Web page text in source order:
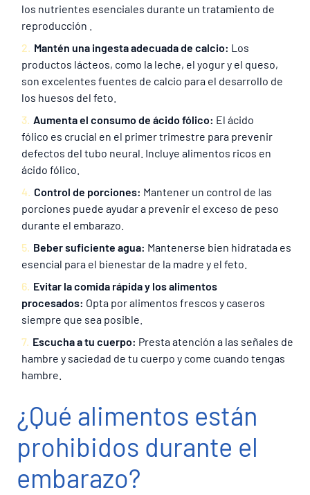
los nutrientes esenciales durante un tratamiento de
reproducción .
Mantén una ingesta adecuada de calcio: Los
productos lácteos, como la leche, el yogur y el queso,
son excelentes fuentes de calcio para el desarrollo de
los huesos del feto.
Aumenta el consumo de ácido fólico: El ácido
fólico es crucial en el primer trimestre para prevenir
defectos del tubo neural. Incluye alimentos ricos en
ácido fólico.
Control de porciones: Mantener un control de las
porciones puede ayudar a prevenir el exceso de peso
durante el embarazo.
Beber suficiente agua: Mantenerse bien hidratada es
esencial para el bienestar de la madre y el feto.
Evitar la comida rápida y los alimentos
procesados: Opta por alimentos frescos y caseros
siempre que sea posible.
Escucha a tu cuerpo: Presta atención a las señales de
hambre y saciedad de tu cuerpo y come cuando tengas
hambre.
¿Qué alimentos están
prohibidos durante el
embarazo?